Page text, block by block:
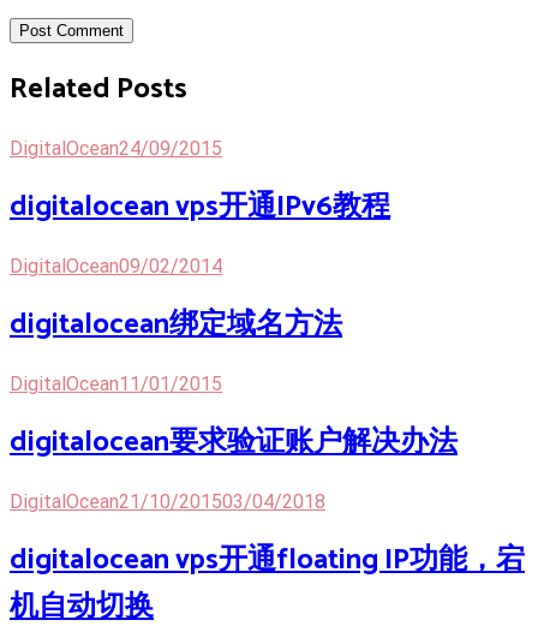
Post Comment
Related Posts
DigitalOcean24/09/2015
digitalocean vps开通IPv6教程
DigitalOcean09/02/2014
digitalocean绑定域名方法
DigitalOcean11/01/2015
digitalocean要求验证账户解决办法
DigitalOcean21/10/201503/04/2018
digitalocean vps开通floating IP功能，宕
机自动切换